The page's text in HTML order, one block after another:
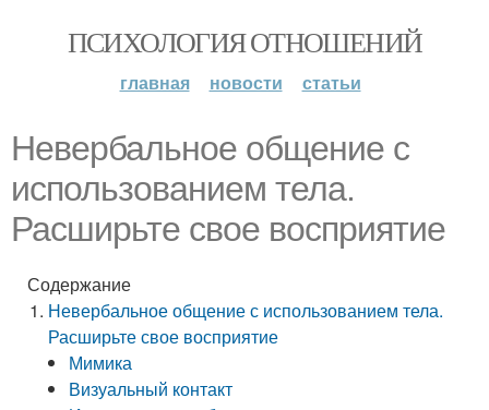
ПСИХОЛОГИЯ ОТНОШЕНИЙ
главная новости статьи
Невербальное общение с
использованием тела.
Расширьте свое восприятие
Содержание
Невербальное общение с использованием тела.
Расширьте свое восприятие
Мимика
Визуальный контакт